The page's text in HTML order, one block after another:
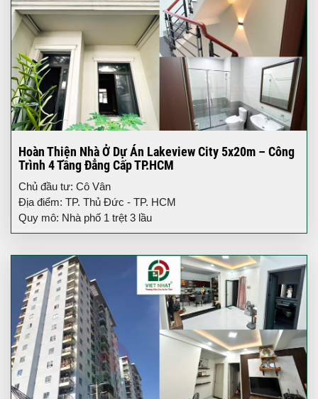
Hoàn Thiện Nhà Ở Dự Án Lakeview City 5x20m – Công
Trình 4 Tầng Đẳng Cấp TP.HCM
Chủ đầu tư: Cô Vân
Địa điểm: TP. Thủ Đức - TP. HCM
Quy mô: Nhà phố 1 trệt 3 lầu